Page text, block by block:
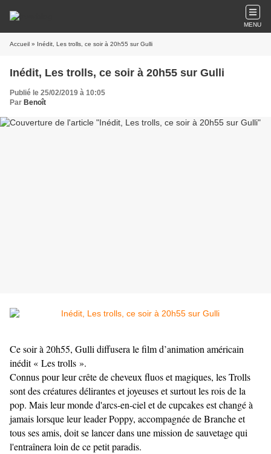
MENU
Accueil » Inédit, Les trolls, ce soir à 20h55 sur Gulli
Inédit, Les trolls, ce soir à 20h55 sur Gulli
Publié le 25/02/2019 à 10:05
Par Benoît
Ce soir à 20h55, Gulli diffusera le film d’animation américain
inédit « Les trolls ».
Connus pour leur crête de cheveux fluos et magiques, les Trolls
sont des créatures délirantes et joyeuses et surtout les rois de la
pop. Mais leur monde d'arcs-en-ciel et de cupcakes est changé à
jamais lorsque leur leader Poppy, accompagnée de Branche et
tous ses amis, doit se lancer dans une mission de sauvetage qui
l'entraînera loin de ce petit paradis.